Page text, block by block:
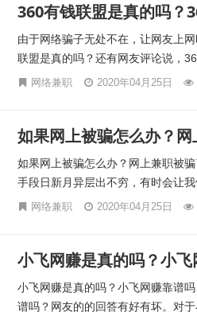
360有钱联盟是真的吗？
由于网络骗子无处不在，让网友上
联盟是真的吗？还有网友评论说，
网络兼职 2020年04月25日
如果网上被骗怎么办？
如果网上被骗怎么办？网上兼职被
手段日新月异层出不穷，有时会让
网络兼职 2020年04月25日
小飞网赚是真的吗？小飞
小飞网赚是真的吗？小飞网赚靠谱
谱吗？网友的的回答有好有坏。对